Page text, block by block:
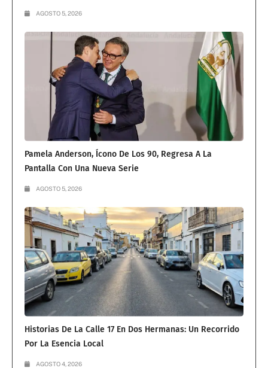
AGOSTO 5, 2026
Pamela Anderson, Ícono De Los 90, Regresa A La
Pantalla Con Una Nueva Serie
AGOSTO 5, 2026
Historias De La Calle 17 En Dos Hermanas: Un Recorrido
Por La Esencia Local
AGOSTO 4, 2026